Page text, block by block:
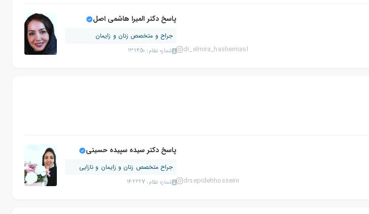
پاسخ دکتر المیرا هاشمی اصل
جراح و متخصص زنان و زایمان
شماره نظام: 139450 dr_elmira_hashemiasl
پاسخ دکتر سیده سپیده حسینی
جراح متخصص زنان و زایمان و نازایی
شماره نظام: 142227 drsepidehhosseini